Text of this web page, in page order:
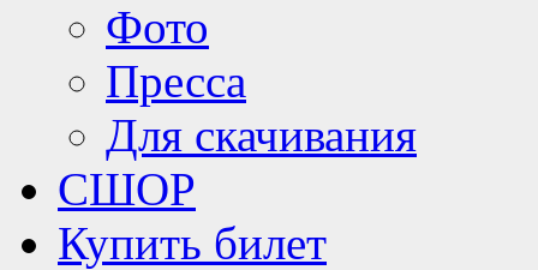
Фото
Пресса
Для скачивания
СШОР
Купить билет